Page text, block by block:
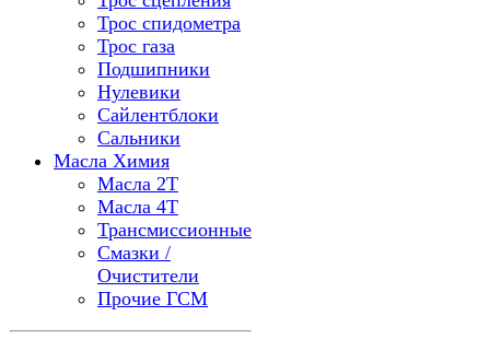
Трос спидометра
Трос газа
Подшипники
Нулевики
Сайлентблоки
Сальники
Масла Химия
Масла 2Т
Масла 4Т
Трансмиссионные
Смазки /
Очистители
Прочие ГСМ